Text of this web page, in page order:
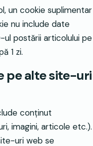
un cookie suplimentar
nu include date
ul postării articolului pe
1 zi.
pe alte site-uri
conținut
imagini, articole etc.).
uri web se